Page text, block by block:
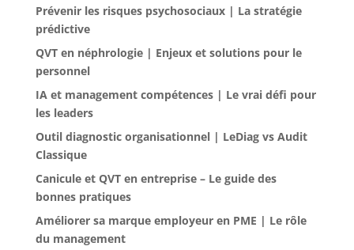
Prévenir les risques psychosociaux | La stratégie
prédictive
QVT en néphrologie | Enjeux et solutions pour le
personnel
IA et management compétences | Le vrai défi pour
les leaders
Outil diagnostic organisationnel | LeDiag vs Audit
Classique
Canicule et QVT en entreprise – Le guide des
bonnes pratiques
Améliorer sa marque employeur en PME | Le rôle
du management